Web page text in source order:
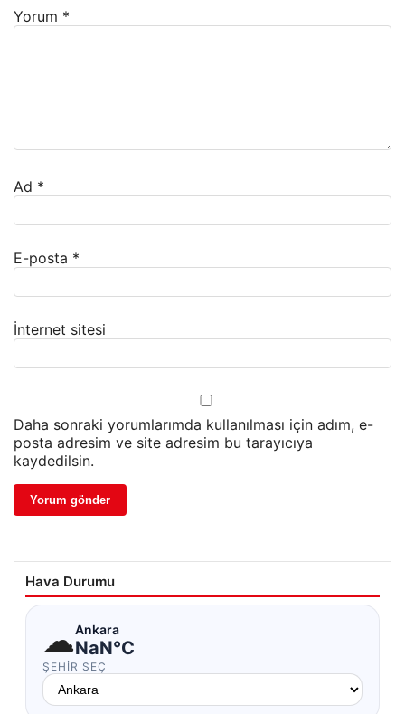
Yorum *
Ad *
E-posta *
İnternet sitesi
Daha sonraki yorumlarımda kullanılması için adım, e-
posta adresim ve site adresim bu tarayıcıya
kaydedilsin.
Hava Durumu
☁Ankara
NaN°C
ŞEHIR SEÇ